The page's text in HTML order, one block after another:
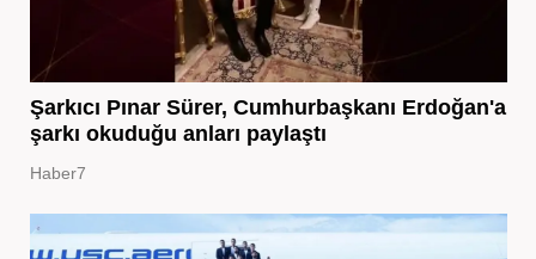
Şarkıcı Pınar Sürer, Cumhurbaşkanı Erdoğan'a
şarkı okuduğu anları paylaştı
Haber7